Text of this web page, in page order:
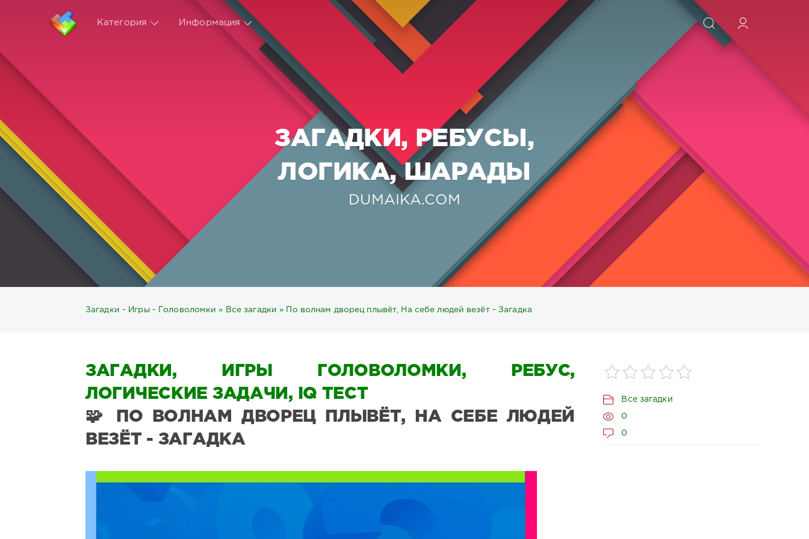
ИСКАТЬ
Категория Информация
ЗАГАДКИ, РЕБУСЫ,
ЛОГИКА, ШАРАДЫ
DUMAIKA.COM
Загадки - Игры - Головоломки » Все загадки » По волнам дворец плывёт, На себе людей везёт - Загадка
ЗАГАДКИ, ИГРЫ ГОЛОВОЛОМКИ, РЕБУС,
ЛОГИЧЕСКИЕ ЗАДАЧИ, IQ ТЕСТ
🧩 ПО ВОЛНАМ ДВОРЕЦ ПЛЫВЁТ, НА СЕБЕ ЛЮДЕЙ
ВЕЗЁТ - ЗАГАДКА
Все загадки
0
0